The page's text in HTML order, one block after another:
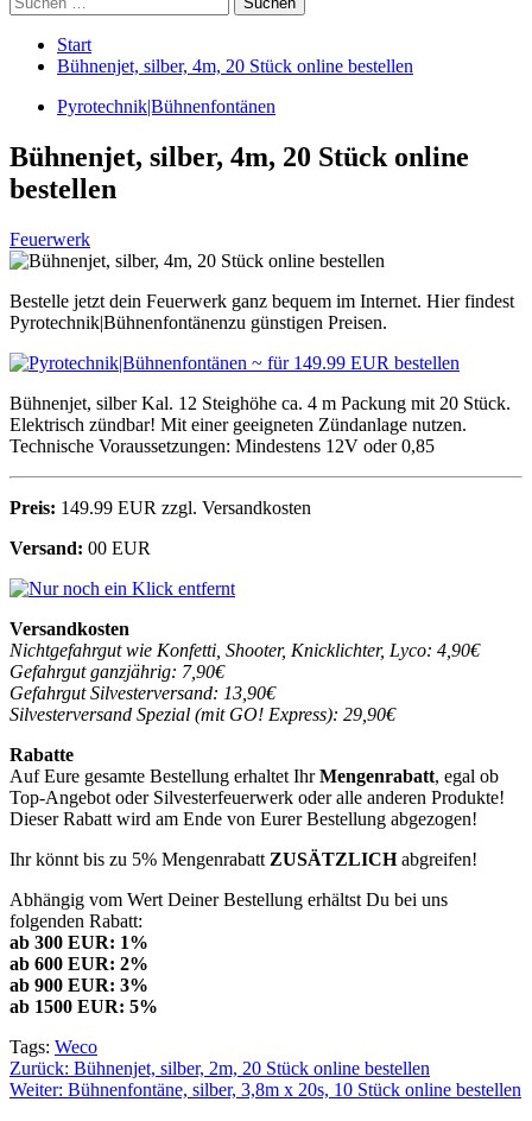
nach:
Start
Bühnenjet, silber, 4m, 20 Stück online bestellen
Pyrotechnik|Bühnenfontänen
Bühnenjet, silber, 4m, 20 Stück online
bestellen
Feuerwerk
Bestelle jetzt dein Feuerwerk ganz bequem im Internet. Hier findest
Pyrotechnik|Bühnenfontänenzu günstigen Preisen.
Bühnenjet, silber Kal. 12 Steighöhe ca. 4 m Packung mit 20 Stück.
Elektrisch zündbar! Mit einer geeigneten Zündanlage nutzen.
Technische Voraussetzungen: Mindestens 12V oder 0,85
Preis: 149.99 EUR zzgl. Versandkosten
Versand: 00 EUR
Versandkosten
Nichtgefahrgut wie Konfetti, Shooter, Knicklichter, Lyco: 4,90€
Gefahrgut ganzjährig: 7,90€
Gefahrgut Silvesterversand: 13,90€
Silvesterversand Spezial (mit GO! Express): 29,90€
Rabatte
Auf Eure gesamte Bestellung erhaltet IhrMengenrabatt, egal ob
Top-Angebot oder Silvesterfeuerwerk oder alle anderen Produkte!
Dieser Rabatt wird am Ende von Eurer Bestellung abgezogen!
Ihr könnt bis zu 5% Mengenrabatt ZUSÄTZLICHabgreifen!
Abhängig vom Wert Deiner Bestellung erhältst Du bei uns
folgenden Rabatt:
ab 300 EUR: 1%
ab 600 EUR: 2%
ab 900 EUR: 3%
ab 1500 EUR: 5%
Tags: Weco
Beitragsnavigation
Zurück: Bühnenjet, silber, 2m, 20 Stück online bestellen
Weiter: Bühnenfontäne, silber, 3,8m x 20s, 10 Stück online bestellen